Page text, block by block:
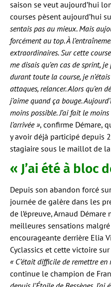
saison se veut aujourd’hui
courses pèsent aujourd’hui
sentais pas au mieux. Mais
forcément au top. À
extraordinaires. Sur cette
me disais qu’en cas de sprint,
durant toute la course, je
attaques, relancer. Alors qu’en
j’aime quand ça bouge.
moins possible. J’ai fait le moins
l’arrivée », confirme Démare,
y avoir déjà participé depuis
stagiaire sous le maillot de la
« J’ai été à bloc
Depuis son abandon forcé
journée de galère dans les
de l’épreuve, Arnaud Démare
meilleures sensations
encourageante derrière Elia
Cyclassics et cette victoire
« C’était difficile de remettre
continue le champion de